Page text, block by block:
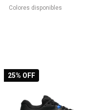
Colores disponibles
25% OFF